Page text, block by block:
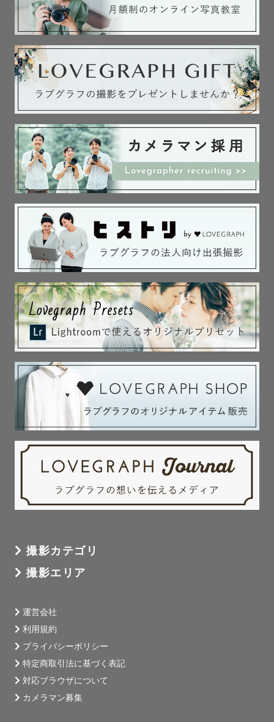
撮影カテゴリ
撮影エリア
運営会社
利用規約
プライバシーポリシー
特定商取引法に基づく表記
対応ブラウザについて
カメラマン募集